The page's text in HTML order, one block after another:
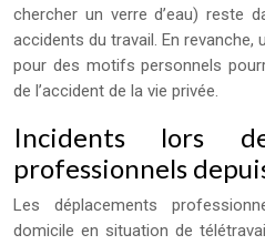
chercher un verre d’eau) reste
accidents du travail. En revanche,
pour des motifs personnels
de l’accident de la vie privée.
Incidents lors
professionnels
Les déplacements
domicile en situation de